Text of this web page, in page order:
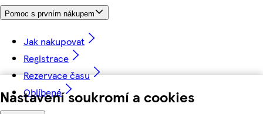
Nastavení soukromí a cookies
Pomoc s prvním nákupem
Jak nakupovat
Registrace
Rezervace času
Oblíbené